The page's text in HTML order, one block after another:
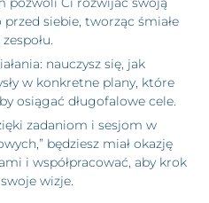
siebie, tworząc śmiałe
nauczysz się, jak
w konkretne plany, które
osiągać długofalowe cele.
zadaniom i sesjom w
będziesz miał okazję
i współpracować, aby krok
wizje.